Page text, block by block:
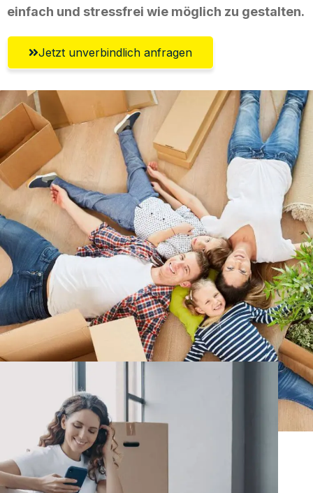
einfach und stressfrei wie möglich zu gestalten.
Jetzt unverbindlich anfragen